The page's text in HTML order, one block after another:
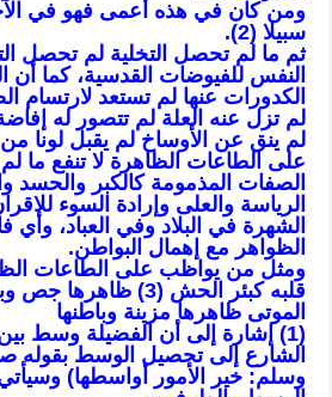
ومن كان في هذه أعمى فهو في
سبيلا (2).
ثم ما لم تحصل التخلية لم تحصل
النفس للفيوضات القدسية، كما أن
الكدورات عنها لم تستعد لارتسام
لم تزل عنه العلة لم تتصور له
لم ينق عن الأوساخ لم يقبل لونا من
على الطاعات الظاهرة لا تنفع ما
الصفات المذمومة كالكبر والحسد
الرياسة والعلى وإرادة السوء
الشهرة في البلاد وفي العباد، وأي
الظواهر مع إهمال البواطن.
ومثل من يواظب على الطاعات
قلبه كبئر الحش (3)
الموتى ظاهرها مزينة وباطنها
(1) إشارة إلى أن الفضيلة وسط
الشارع إلى تحصيل الوسط بقوله
وسلم: خير الأمور أواسطها)